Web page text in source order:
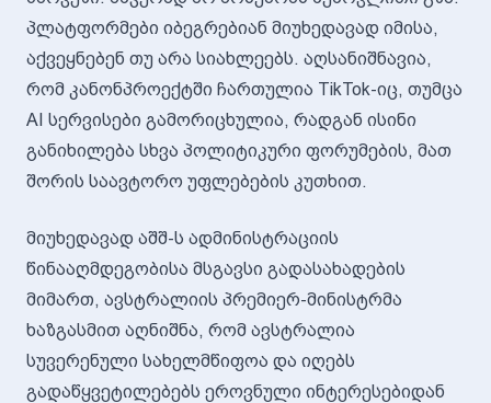
პლატფორმები იბეგრებიან მიუხედავად იმისა,
აქვეყნებენ თუ არა სიახლეებს. აღსანიშნავია,
რომ კანონპროექტში ჩართულია TikTok-იც, თუმცა
AI სერვისები გამორიცხულია, რადგან ისინი
განიხილება სხვა პოლიტიკური ფორუმების, მათ
შორის საავტორო უფლებების კუთხით.
მიუხედავად აშშ-ს ადმინისტრაციის
წინააღმდეგობისა მსგავსი გადასახადების
მიმართ, ავსტრალიის პრემიერ-მინისტრმა
ხაზგასმით აღნიშნა, რომ ავსტრალია
სუვერენული სახელმწიფოა და იღებს
გადაწყვეტილებებს ეროვნული ინტერესებიდან